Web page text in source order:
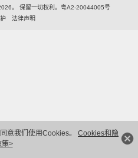
意我们使用Cookies。 Cookies和隐
策>
。 保留一切权利。粤A2-20044005号
法律声明